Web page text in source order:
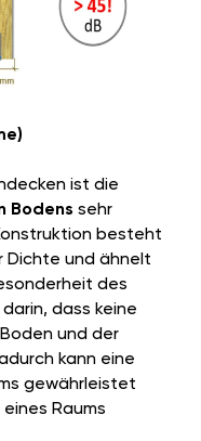
ist die
Bodens sehr
besteht
Dichte und ähnelt
des
dass keine
und der
kann eine
gewährleistet
Raums